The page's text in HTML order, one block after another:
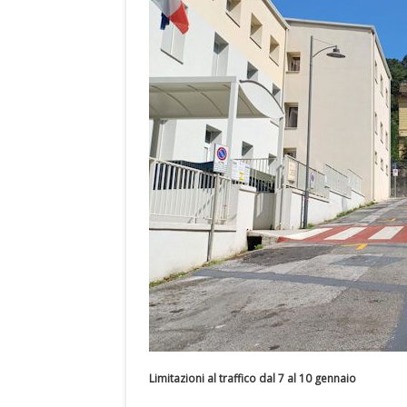
Limitazioni al traffico dal 7 al 10 gennaio